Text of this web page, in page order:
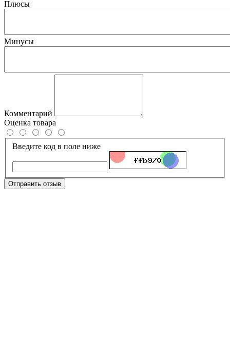
Плюсы
Минусы
Комментарий
Оценка товара
Введите код в поле ниже
Отправить отзыв